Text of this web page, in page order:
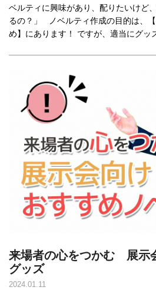
ベルティに興味があり、配りたいけど
るの？」 ノベルティ作成の目的は、
め】にあります！ ですが、適当にグッ
来場者の心をつかむ 展示
グッズ
2024.01.11